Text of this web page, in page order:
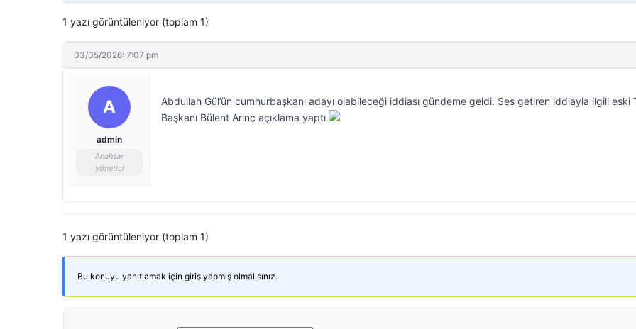
1 yazı görüntüleniyor (toplam 1)
03/05/2026: 7:07 pm
A
admin
Anahtar
yönetici
Abdullah Gül’ün cumhurbaşkanı adayı olabileceği iddiası gündeme geldi. Ses getiren iddiayla ilgili eski
Başkanı Bülent Arınç açıklama yaptı.
1 yazı görüntüleniyor (toplam 1)
Bu konuyu yanıtlamak için giriş yapmış olmalısınız.